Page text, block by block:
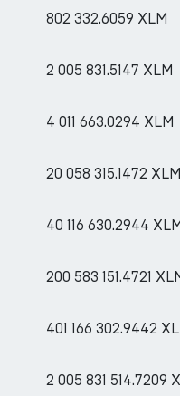
802 332.6059 XLM
2 005 831.5147 XLM
4 011 663.0294 XLM
20 058 315.1472
40 116 630.2944
200 583 151.4721
401 166 302.9442
2 005 831 514.7209